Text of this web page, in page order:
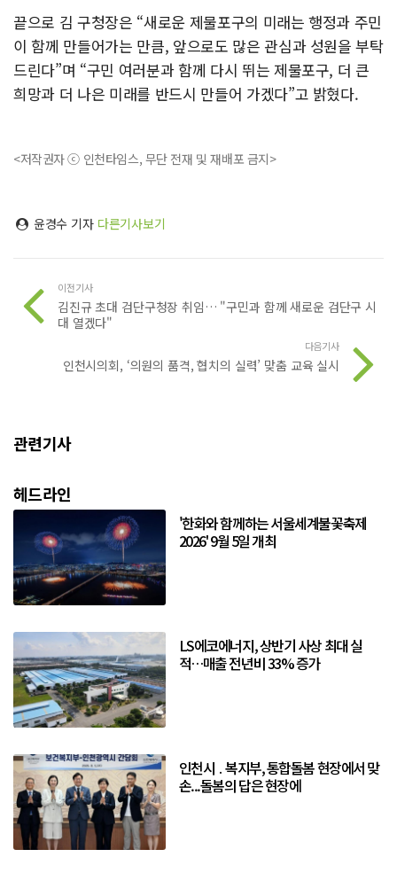
끝으로 김 구청장은 “새로운 제물포구의 미래는 행정과 주민
이 함께 만들어가는 만큼, 앞으로도 많은 관심과 성원을 부탁
드린다”며 “구민 여러분과 함께 다시 뛰는 제물포구, 더 큰
희망과 더 나은 미래를 반드시 만들어 가겠다”고 밝혔다.
<저작권자 ⓒ 인천타임스, 무단 전재 및 재배포 금지>
윤경수 기자 다른기사보기
이전기사
김진규 초대 검단구청장 취임… "구민과 함께 새로운 검단구 시
대 열겠다"
다음기사
인천시의회, ‘의원의 품격, 협치의 실력’ 맞춤 교육 실시
관련기사
헤드라인
'한화와 함께하는 서울세계불꽃축제
2026' 9월 5일 개최
LS에코에너지, 상반기 사상 최대 실
적…매출 전년비 33% 증가
인천시 ․ 복지부, 통합돌봄 현장에서 맞
손...돌봄의 답은 현장에